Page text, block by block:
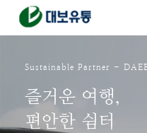
Sustainable Partner -
즐거운 여행,
편안한 쉼터